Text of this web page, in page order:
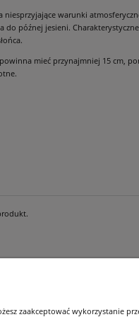
warunki
późnej jesieni.
mieć przynajmniej 15 cm,
zaakceptować wykorzystanie